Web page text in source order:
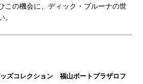
この機会に、ディック・ブルーナの世
ズコレクション 福山ポートプラザロフ